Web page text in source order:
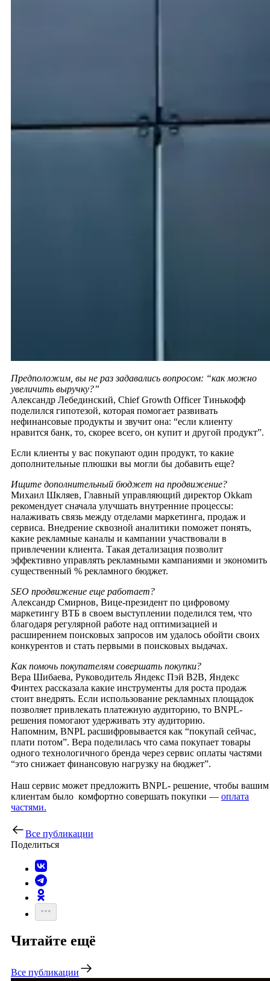
Предположим, вы не раз задавались вопросом: “как можно
увеличить выручку?”
Александр Лебединский, Chief Growth Officer Тинькофф
поделился гипотезой, которая помогает развивать
нефинансовые продукты и звучит она: “если клиенту
нравится банк, то, скорее всего, он купит и другой продукт”.
Если клиенты у вас покупают один продукт, то какие
дополнительные плюшки вы могли бы добавить еще?
Ищите дополнительный бюджет на продвижение?
Михаил Шкляев, Главный управляющий директор Okkam
рекомендует сначала улучшать внутренние процессы:
налаживать связь между отделами маркетинга, продаж и
сервиса. Внедрение сквозной аналитики поможет понять,
какие рекламные каналы и кампании участвовали в
привлечении клиента. Такая детализация позволит
эффективно управлять рекламными кампаниями и экономить
существенный % рекламного бюджет.
SEO продвижение еще работает?
Александр Смирнов, Вице-президент по цифровому
маркетингу ВТБ в своем выступлении поделился тем, что
благодаря регулярной работе над оптимизацией и
расширением поисковых запросов им удалось обойти своих
конкурентов и стать первыми в поисковых выдачах.
Как помочь покупателям совершать покупки?
Вера Шибаева, Руководитель Яндекс Пэй B2B, Яндекс
Финтех рассказала какие инструменты для роста продаж
стоит внедрять. Если использование рекламных площадок
позволяет привлекать платежную аудиторию, то BNPL-
решения помогают удерживать эту аудиторию.
Напомним, BNPL расшифровывается как “покупай сейчас,
плати потом”. Вера поделилась что сама покупает товары
одного технологичного бренда через сервис оплаты частями
“это снижает финансовую нагрузку на бюджет”.
Наш сервис может предложить BNPL- решение, чтобы вашим
клиентам было комфортно совершать покупки — оплата
частями.
Все публикации
Поделиться
Читайте ещё
Все публикации